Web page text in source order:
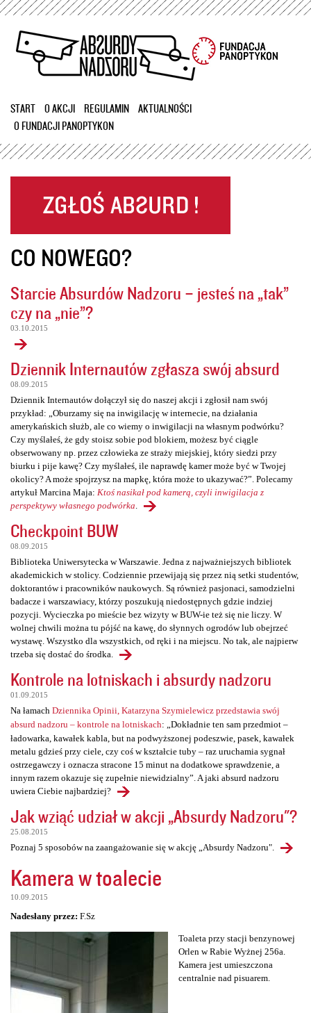
Przejdź
treści
START O AKCJI REGULAMIN
AKTUALNOŚCI
O FUNDACJI PANOPTYKON
CO NOWEGO?
Starcie Absurdów Nadzoru – jesteś na „tak”
czy na „nie”?
03.10.2015
Dziennik Internautów zgłasza swój absurd
08.09.2015
Dziennik Internautów dołączył się do naszej akcji i zgłosił nam swój
przykład: „Oburzamy się na inwigilację w internecie, na działania
amerykańskich służb, ale co wiemy o inwigilacji na własnym podwórku?
Czy myślałeś, że gdy stoisz sobie pod blokiem, możesz być ciągle
obserwowany np. przez człowieka ze straży miejskiej, który siedzi przy
biurku i pije kawę? Czy myślałeś, ile naprawdę kamer może być w Twojej
okolicy? A może spojrzysz na mapkę, która może to ukazywać?”. Polecamy
artykuł Marcina Maja: Ktoś nasikał pod kamerą, czyli inwigilacja z
perspektywy własnego podwórka
Checkpoint BUW
08.09.2015
Biblioteka Uniwersytecka w Warszawie. Jedna z najważniejszych bibliotek
akademickich w stolicy. Codziennie przewijają się przez nią setki studentów,
doktorantów i pracowników naukowych. Są również pasjonaci, samodzielni
badacze i warszawiacy, którzy poszukują niedostępnych gdzie indziej
pozycji. Wycieczka po mieście bez wizyty w BUW-ie też się nie liczy. W
wolnej chwili można tu pójść na kawę, do słynnych ogrodów lub obejrzeć
wystawę. Wszystko dla wszystkich, od ręki i na miejscu. No tak, ale najpierw
trzeba się dostać do środka.
Kontrole na lotniskach i absurdy nadzoru
01.09.2015
Na łamach Dziennika Opinii, Katarzyna Szymielewicz przedstawia swój
absurd nadzoru – kontrole na lotniskach: „Dokładnie ten sam przedmiot –
ładowarka, kawałek kabla, but na podwyższonej podeszwie, pasek, kawałek
metalu gdzieś przy ciele, czy coś w kształcie tuby – raz uruchamia sygnał
ostrzegawczy i oznacza stracone 15 minut na dodatkowe sprawdzenie, a
innym razem okazuje się zupełnie niewidzialny”. A jaki absurd nadzoru
uwiera Ciebie najbardziej?
Jak wziąć udział w akcji „Absurdy Nadzoru"?
25.08.2015
Poznaj 5 sposobów na zaangażowanie się w akcję „Absurdy Nadzoru".
Kamera w toalecie
10.09.2015
Nadesłany przez: F.Sz
Toaleta przy stacji benzynowej
Orlen w Rabie Wyżnej 256a.
Kamera jest umieszczona
centralnie nad pisuarem.